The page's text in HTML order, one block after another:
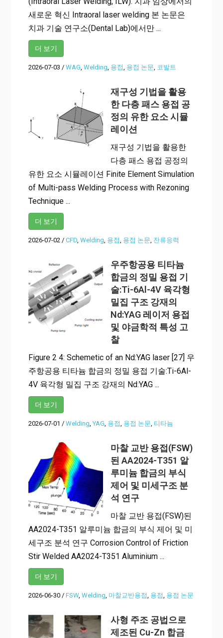
새로운 혁신 Intraoral laser welding 본 논문은
치과 기술 연구소(Dental Lab)에서만 ...
더 보기
2026-07-03 / WAG, Welding, 용접, 용접 논문, 코발트
재구성 기법을 활용
한 다층 패스 용접 공
정의 유한 요소 시뮬
레이션
재구성 기법을 활용한
다층 패스 용접 공정의
유한 요소 시뮬레이션 Finite Element Simulation
of Multi-pass Welding Process with Rezoning
Technique ...
더 보기
2026-07-02/ CFD, Welding, 용접, 용접 논문, 잔류응력
우주항공용 티타늄
합금의 정밀 용접 기
술:Ti-6Al-4V 육각형
밀집 구조 강재의
Nd:YAG 레이저 용접
및 야금학적 특성 고
찰
Figure 2 4: Schemetic of an Nd:YAG laser [27] 우
주항공용 티타늄 합금의 정밀 용접 기술:Ti-6Al-
4V 육각형 밀집 구조 강재의 Nd:YAG ...
더 보기
2026-07-01 / Welding, YAG, 용접, 용접 논문, 티타늄
마찰 교반 용접(FSW)
된 AA2024-T351 알
루미늄 합금의 부식
제어 및 미세구조 분
석 연구
마찰 교반 용접(FSW)된
AA2024-T351 알루미늄 합금의 부식 제어 및 미
세구조 분석 연구 Corrosion Control of Friction
Stir Welded AA2024-T351 Aluminium ...
더 보기
2026-06-30/ FSW, Welding, 마찰교반용접, 용접, 용접 논문
사형 주조 공법으로
제조된 Cu-Zn 합금